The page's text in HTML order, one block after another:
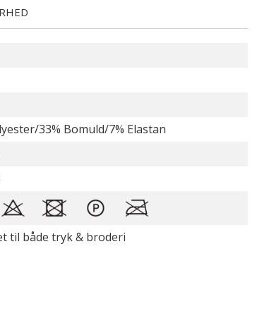
33% Bomuld/7% Elastan
til både tryk & broderi